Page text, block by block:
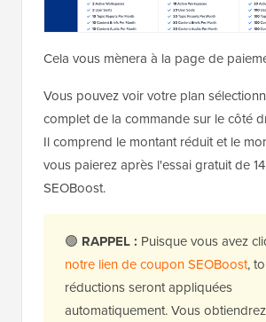
Cela vous mènera à la page de
Vous pouvez voir votre plan
complet de la commande sur le côté
Il comprend le montant réduit et le
vous paierez après l'essai gratuit de
SEOBoost.
🟢 RAPPEL : Puisque vous avez
notre lien de coupon SEOBoost,
réductions seront appliquées
automatiquement. Vous obtiendrez